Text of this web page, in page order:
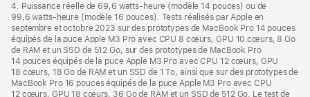
4. Puissance réelle de 69,6 watts-heure (modèle 14 pouces) ou de
99,6 watts-heure (modèle 16 pouces). Tests réalisés par Apple en
septembre et octobre 2023 sur des prototypes de MacBook Pro 14 pouces
équipés de la puce Apple M3 Pro avec CPU 8 cœurs, GPU 10 cœurs, 8 Go
de RAM et un SSD de 512 Go, sur des prototypes de MacBook Pro
14 pouces équipés de la puce Apple M3 Pro avec CPU 12 cœurs, GPU
18 cœurs, 18 Go de RAM et un SSD de 1 To, ainsi que sur des prototypes de
MacBook Pro 16 pouces équipés de la puce Apple M3 Pro avec CPU
12 cœurs, GPU 18 cœurs, 36 Go de RAM et un SSD de 512 Go. Le test de